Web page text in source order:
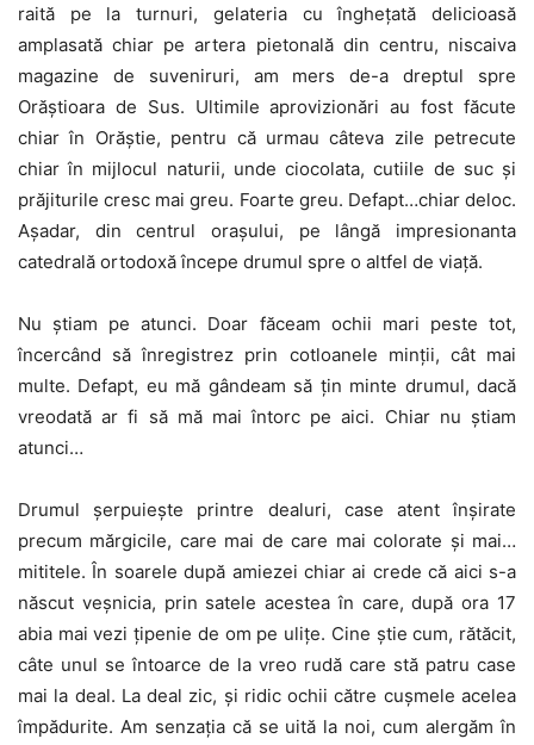
raită pe la turnuri, gelateria cu înghețată delicioasă
amplasată chiar pe artera pietonală din centru, niscaiva
magazine de suveniruri, am mers de-a dreptul spre
Orăștioara de Sus. Ultimile aprovizionări au fost făcute
chiar în Orăștie, pentru că urmau câteva zile petrecute
chiar în mijlocul naturii, unde ciocolata, cutiile de suc și
prăjiturile cresc mai greu. Foarte greu. Defapt…chiar deloc.
Așadar, din centrul orașului, pe lângă impresionanta
catedrală ortodoxă începe drumul spre o altfel de viață.
Nu știam pe atunci. Doar făceam ochii mari peste tot,
încercând să înregistrez prin cotloanele minții, cât mai
multe. Defapt, eu mă gândeam să țin minte drumul, dacă
vreodată ar fi să mă mai întorc pe aici. Chiar nu știam
atunci…
Drumul șerpuiește printre dealuri, case atent înșirate
precum mărgicile, care mai de care mai colorate și mai…
mititele. În soarele după amiezei chiar ai crede că aici s-a
născut veșnicia, prin satele acestea în care, după ora 17
abia mai vezi țipenie de om pe ulițe. Cine știe cum, rătăcit,
câte unul se întoarce de la vreo rudă care stă patru case
mai la deal. La deal zic, și ridic ochii către cușmele acelea
împădurite. Am senzația că se uită la noi, cum alergăm în